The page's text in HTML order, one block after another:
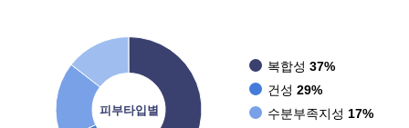
피부타입별
복합성 37%
건성 29%
수분부족지성 17%